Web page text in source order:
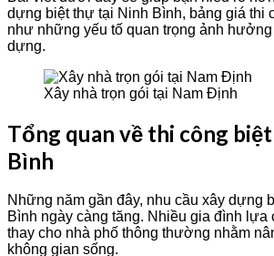
dựng biệt thự tại Ninh Bình, bảng giá thi
như những yếu tố quan trọng ảnh
dựng.
Xây nhà trọn gói tại Nam Định
Tổng quan về thi công
Bình
Những năm gần đây, nhu cầu xây dựng
Bình ngày càng tăng. Nhiều gia đình lựa
thay cho nhà phố thông thường nhằm
không gian sống.